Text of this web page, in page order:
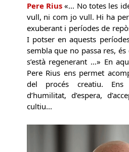
Pere Rius«... No totes les
vull, ni com jo vull. Hi ha
exuberant i períodes de
I potser en aquests
sembla que no passa res,
s’està regenerant …» En
Pere Rius ens permet
del procés creatiu. Ens
d’humilitat, d’espera,
cultiu...